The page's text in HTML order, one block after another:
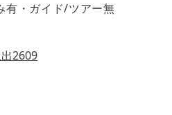
有・ガイド/ツアー無
2609